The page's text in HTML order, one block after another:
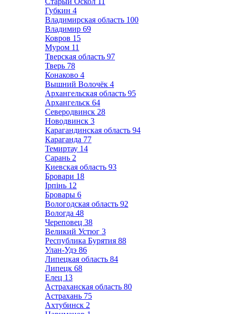
Губкин 4
Владимирская область 100
Владимир 69
Ковров 15
Муром 11
Тверская область 97
Тверь 78
Конаково 4
Вышний Волочёк 4
Архангельская область 95
Архангельск 64
Северодвинск 28
Новодвинск 3
Карагандинская область 94
Караганда 77
Темиртау 14
Сарань 2
Киевская область 93
Бровари 18
Ірпінь 12
Бровары 6
Вологодская область 92
Вологда 48
Череповец 38
Великий Устюг 3
Республика Бурятия 88
Улан-Удэ 86
Липецкая область 84
Липецк 68
Елец 13
Астраханская область 80
Астрахань 75
Ахтубинск 2